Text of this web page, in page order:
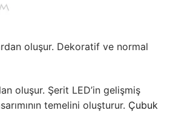
oluşur. Dekoratif ve normal
oluşur. Şerit LED’in gelişmiş
temelini oluşturur. Çubuk